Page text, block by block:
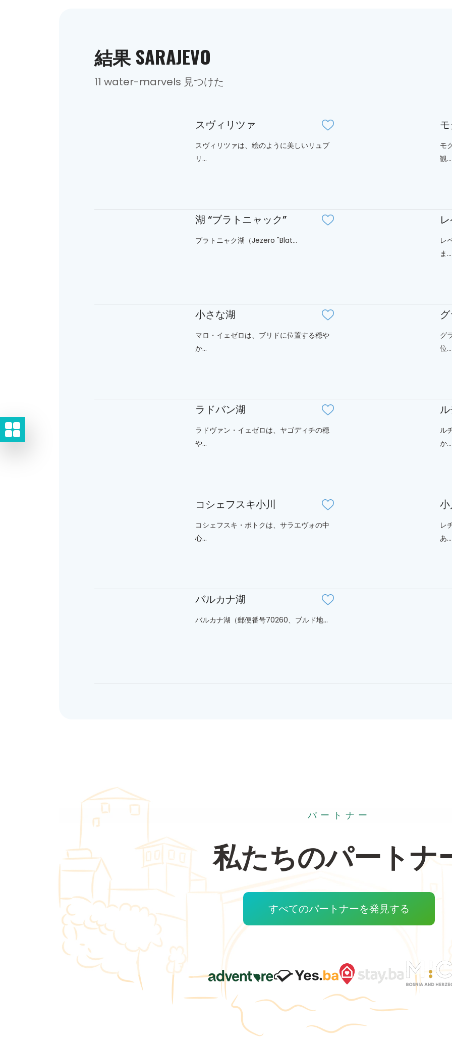
結果 SARAJEVO
11 water-marvels 見つけた
スヴィリツァ
スヴィリツァは、絵のように美しいリュブ
リ...
モ
観...
湖 “ブラトニャック”
ブラトニャク湖（Jezero "Blat...
レ
ま...
小さな湖
マロ・イェゼロは、ブリドに位置する穏や
か...
グ
位...
ラドバン湖
ラドヴァン・イェゼロは、ヤゴディチの穏
や...
ル
か...
コシェフスキ小川
コシェフスキ・ポトクは、サラエヴォの中
心...
レ
あ...
バルカナ湖
バルカナ湖（郵便番号70260、ブルド地...
パートナー
私たちのパートナ
すべてのパートナーを発見する